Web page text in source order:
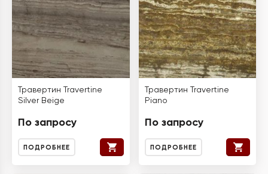
Травертин Travertine
Silver Beige
По запросу
ПОДРОБНЕЕ
Травертин Travertine
Piano
По запросу
ПОДРОБНЕЕ